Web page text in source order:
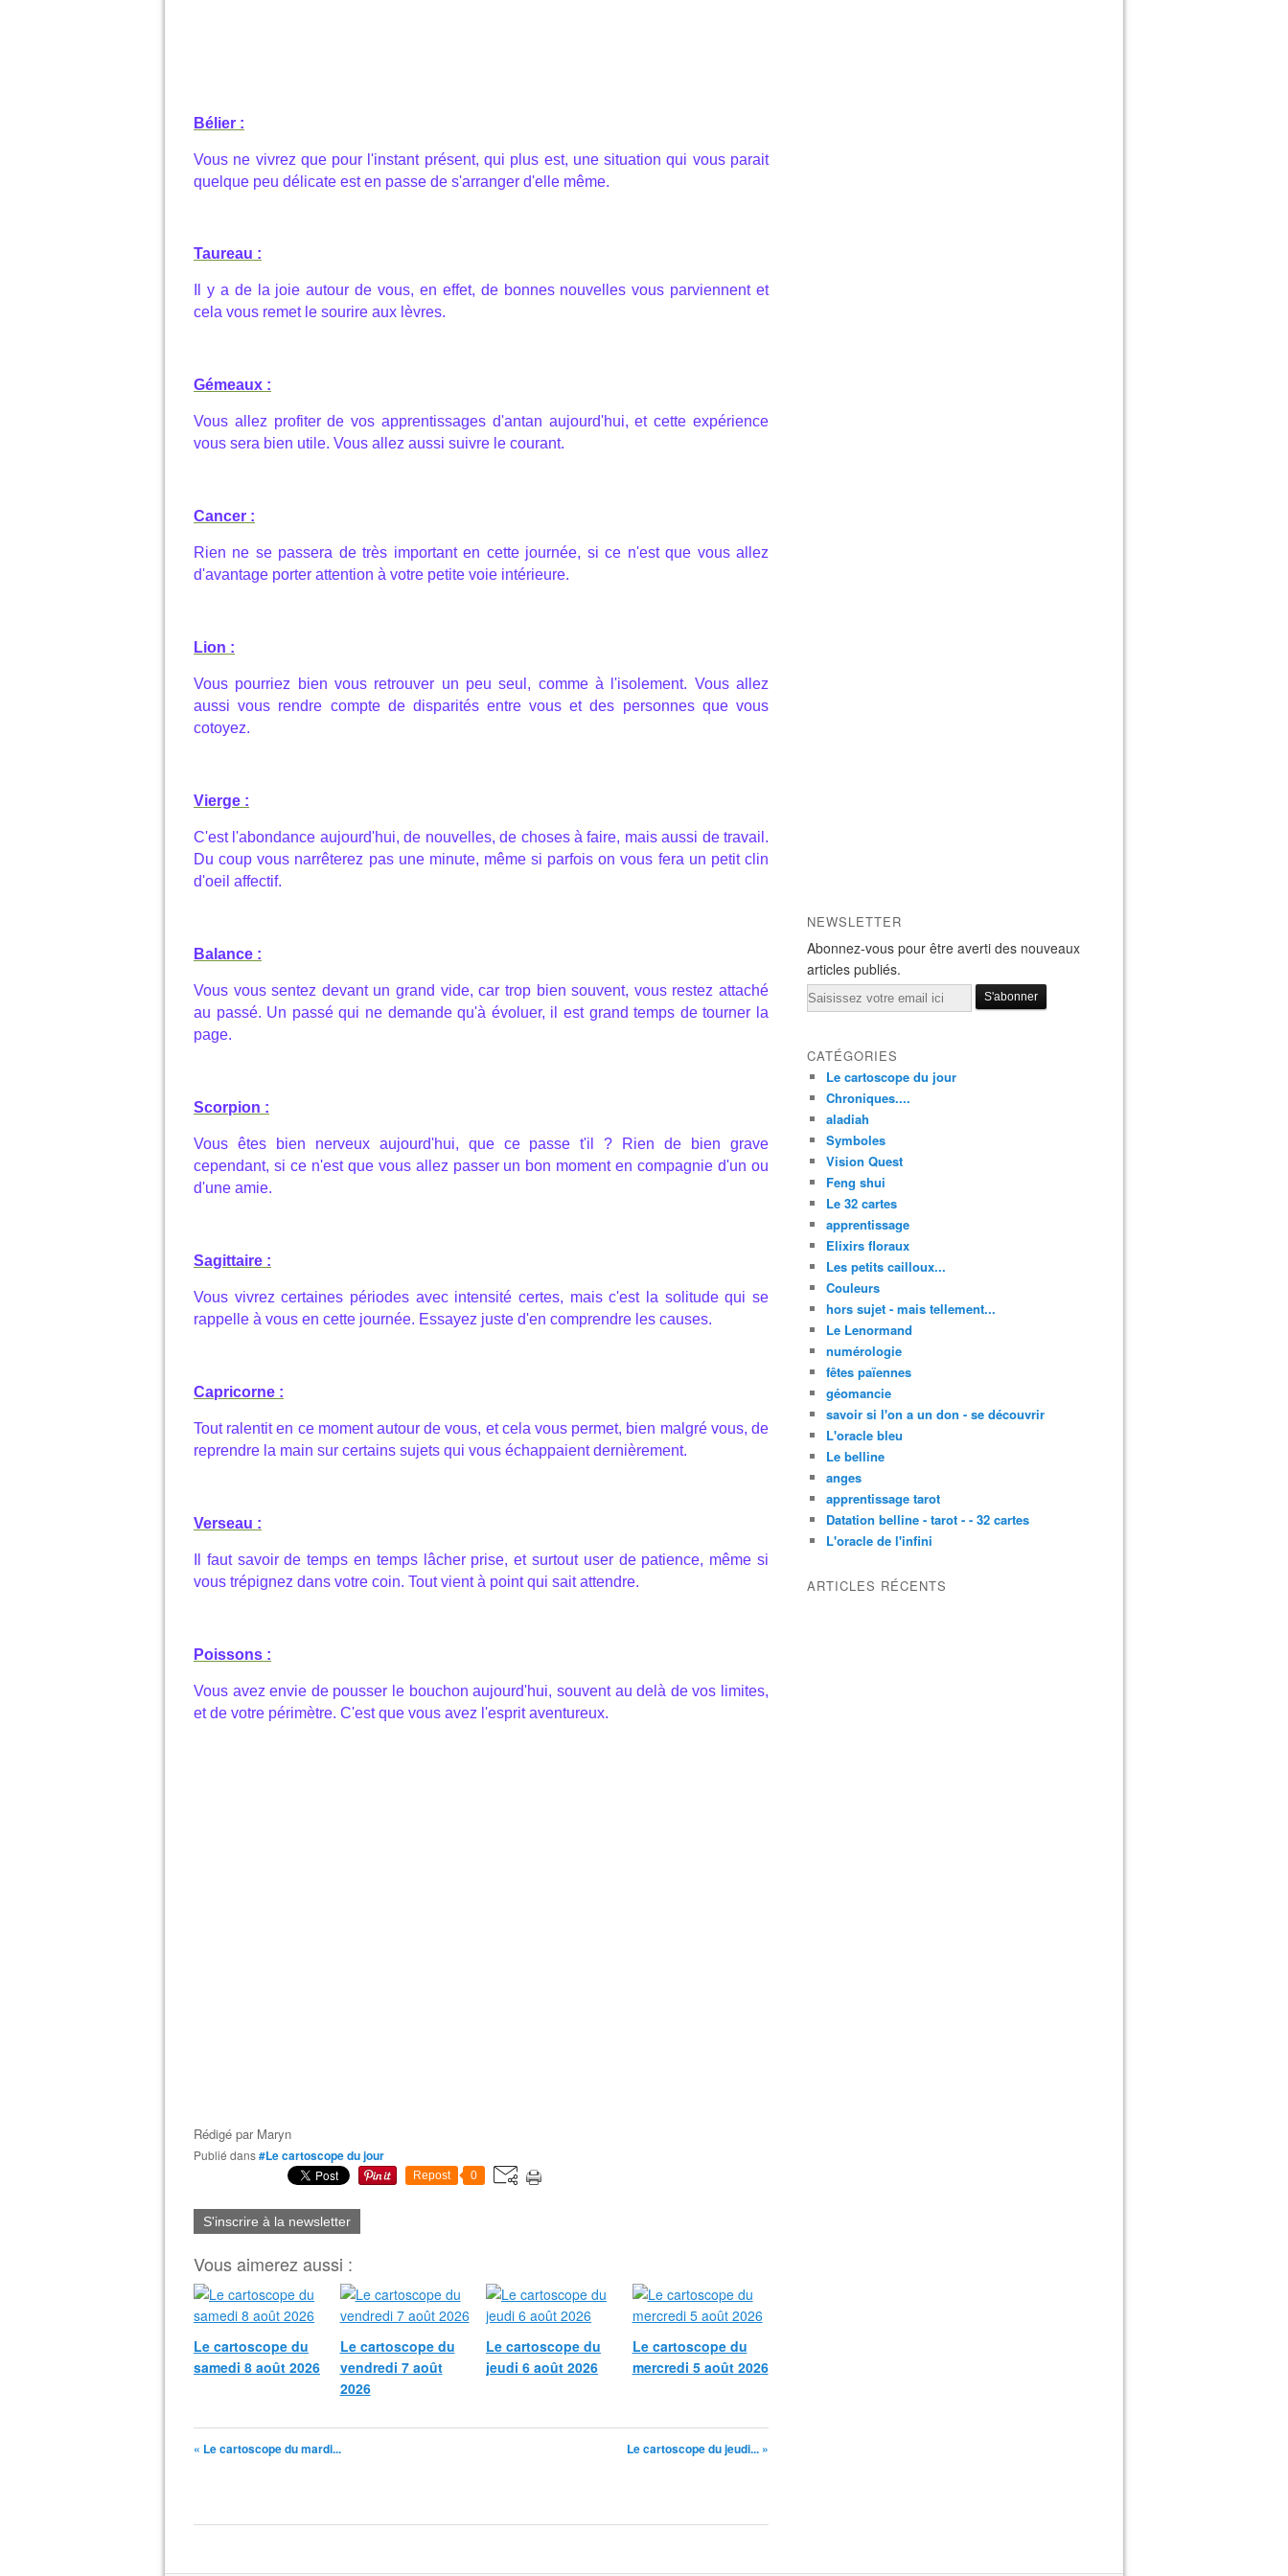
Bélier :
Vous ne vivrez que pour l'instant présent, qui plus est, une situation qui vous parait
quelque peu délicate est en passe de s'arranger d'elle même.
Taureau :
Il y a de la joie autour de vous, en effet, de bonnes nouvelles vous parviennent et
cela vous remet le sourire aux lèvres.
Gémeaux :
Vous allez profiter de vos apprentissages d'antan aujourd'hui, et cette expérience
vous sera bien utile. Vous allez aussi suivre le courant.
Cancer :
Rien ne se passera de très important en cette journée, si ce n'est que vous allez
d'avantage porter attention à votre petite voie intérieure.
Lion :
Vous pourriez bien vous retrouver un peu seul, comme à l'isolement. Vous allez
aussi vous rendre compte de disparités entre vous et des personnes que vous
cotoyez.
Vierge :
C'est l'abondance aujourd'hui, de nouvelles, de choses à faire, mais aussi de travail.
Du coup vous narrêterez pas une minute, même si parfois on vous fera un petit clin
d'oeil affectif.
Balance :
Vous vous sentez devant un grand vide, car trop bien souvent, vous restez attaché
au passé. Un passé qui ne demande qu'à évoluer, il est grand temps de tourner la
page.
Scorpion :
Vous êtes bien nerveux aujourd'hui, que ce passe t'il ? Rien de bien grave
cependant, si ce n'est que vous allez passer un bon moment en compagnie d'un ou
d'une amie.
Sagittaire :
Vous vivrez certaines périodes avec intensité certes, mais c'est la solitude qui se
rappelle à vous en cette journée. Essayez juste d'en comprendre les causes.
Capricorne :
Tout ralentit en ce moment autour de vous, et cela vous permet, bien malgré vous, de
reprendre la main sur certains sujets qui vous échappaient dernièrement.
Verseau :
Il faut savoir de temps en temps lâcher prise, et surtout user de patience, même si
vous trépignez dans votre coin. Tout vient à point qui sait attendre.
Poissons :
Vous avez envie de pousser le bouchon aujourd'hui, souvent au delà de vos limites,
et de votre périmètre. C'est que vous avez l'esprit aventureux.
Rédigé par Maryn
Publié dans#Le cartoscope du jour
Repost 0
S'inscrire à la newsletter
Vous aimerez aussi :
Le cartoscope du
samedi 8 août 2026
Le cartoscope du
vendredi 7 août
2026
Le cartoscope du
jeudi 6 août 2026
Le cartoscope du
mercredi 5 août 2026
« Le cartoscope du mardi... Le cartoscope du jeudi... »
NEWSLETTER
Abonnez-vous pour être averti des nouveaux
articles publiés.
Email
CATÉGORIES
Le cartoscope du jour
Chroniques....
aladiah
Symboles
Vision Quest
Feng shui
Le 32 cartes
apprentissage
Elixirs floraux
Les petits cailloux...
Couleurs
hors sujet - mais tellement...
Le Lenormand
numérologie
fêtes païennes
géomancie
savoir si l'on a un don - se découvrir
L'oracle bleu
Le belline
anges
apprentissage tarot
Datation belline - tarot - - 32 cartes
L'oracle de l'infini
ARTICLES RÉCENTS